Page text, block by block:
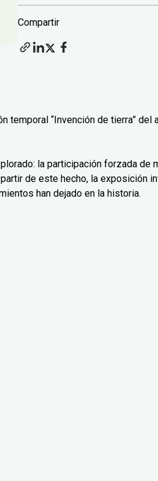
Compartir
“Invención de tierra” del
la participación forzada de
de este hecho, la exposición
han dejado en la historia.